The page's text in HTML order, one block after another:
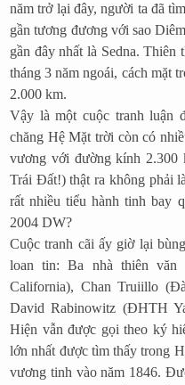
năm trở lại đây, người ta đã
gần tương đương với sao
gần đây nhất là Sedna. Thiên
tháng 3 năm ngoái, cách mặt
2.000 km.
Vậy là một cuộc tranh luận
chăng Hệ Mặt trời còn có
vương với đường kính 2.300
Trái Đất!) thật ra không phải
rất nhiều tiểu hành tinh bay
2004 DW?
Cuộc tranh cãi ấy giờ lại
loan tin: Ba nhà thiên văn
California), Chan Truiillo
David Rabinowitz (ĐHTH
Hiện vẫn được gọi theo ký
lớn nhất được tìm thấy trong
vương tinh vào năm 1846.